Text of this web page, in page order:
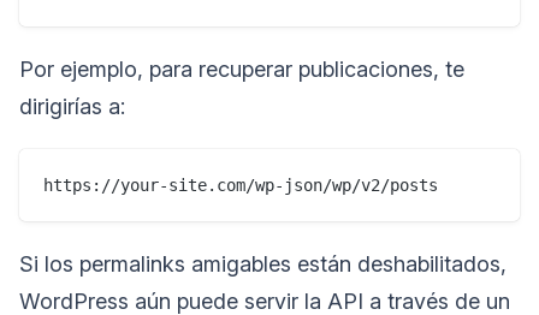
Por ejemplo, para recuperar publicaciones, te
dirigirías a:
Si los permalinks amigables están deshabilitados,
WordPress aún puede servir la API a través de un